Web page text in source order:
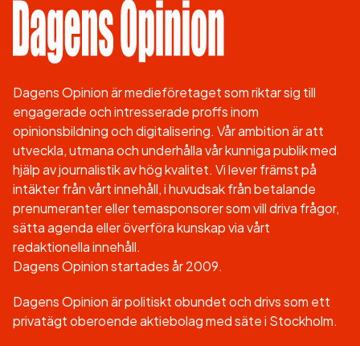
Dagens Opinion är medieföretaget som riktar sig till
engagerade och intresserade proffs inom
opinionsbildning och digitalisering. Vår ambition är att
utveckla, utmana och underhålla vår kunniga publik med
hjälp av journalistik av hög kvalitet. Vi lever främst på
intäkter från vårt innehåll, i huvudsak från betalande
prenumeranter eller temasponsorer som vill driva frågor,
sätta agenda eller överföra kunskap via vårt
redaktionella innehåll.
Dagens Opinion startades år 2009.
Dagens Opinion är politiskt obundet och drivs som ett
privatägt oberoende aktiebolag med säte i Stockholm.